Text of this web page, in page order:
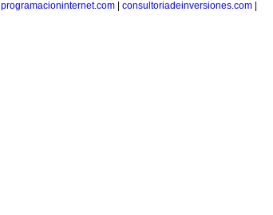
programacioninternet.com| consultoriadeinversiones.com|